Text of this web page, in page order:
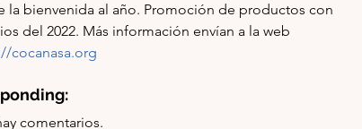
la bienvenida al año. Promoción de productos con
cocanasa.org
comentarios.